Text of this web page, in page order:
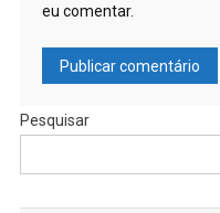
eu comentar.
Pesquisar